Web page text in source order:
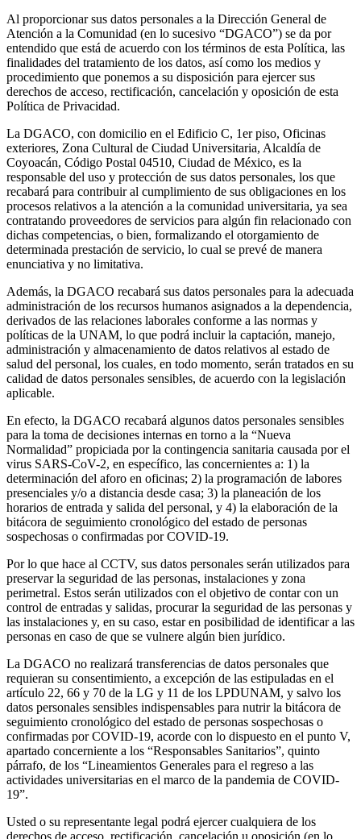
Al proporcionar sus datos personales a la Dirección General de
Atención a la Comunidad (en lo sucesivo “DGACO”) se da por
entendido que está de acuerdo con los términos de esta Política, las
finalidades del tratamiento de los datos, así como los medios y
procedimiento que ponemos a su disposición para ejercer sus
derechos de acceso, rectificación, cancelación y oposición de esta
Política de Privacidad.
La DGACO, con domicilio en el Edificio C, 1er piso, Oficinas
exteriores, Zona Cultural de Ciudad Universitaria, Alcaldía de
Coyoacán, Código Postal 04510, Ciudad de México, es la
responsable del uso y protección de sus datos personales, los que
recabará para contribuir al cumplimiento de sus obligaciones en los
procesos relativos a la atención a la comunidad universitaria, ya sea
contratando proveedores de servicios para algún fin relacionado con
dichas competencias, o bien, formalizando el otorgamiento de
determinada prestación de servicio, lo cual se prevé de manera
enunciativa y no limitativa.
Además, la DGACO recabará sus datos personales para la adecuada
administración de los recursos humanos asignados a la dependencia,
derivados de las relaciones laborales conforme a las normas y
políticas de la UNAM, lo que podrá incluir la captación, manejo,
administración y almacenamiento de datos relativos al estado de
salud del personal, los cuales, en todo momento, serán tratados en su
calidad de datos personales sensibles, de acuerdo con la legislación
aplicable.
En efecto, la DGACO recabará algunos datos personales sensibles
para la toma de decisiones internas en torno a la “Nueva
Normalidad” propiciada por la contingencia sanitaria causada por el
virus SARS-CoV-2, en específico, las concernientes a: 1) la
determinación del aforo en oficinas; 2) la programación de labores
presenciales y/o a distancia desde casa; 3) la planeación de los
horarios de entrada y salida del personal, y 4) la elaboración de la
bitácora de seguimiento cronológico del estado de personas
sospechosas o confirmadas por COVID-19.
Por lo que hace al CCTV, sus datos personales serán utilizados para
preservar la seguridad de las personas, instalaciones y zona
perimetral. Estos serán utilizados con el objetivo de contar con un
control de entradas y salidas, procurar la seguridad de las personas y
las instalaciones y, en su caso, estar en posibilidad de identificar a las
personas en caso de que se vulnere algún bien jurídico.
La DGACO no realizará transferencias de datos personales que
requieran su consentimiento, a excepción de las estipuladas en el
artículo 22, 66 y 70 de la LG y 11 de los LPDUNAM, y salvo los
datos personales sensibles indispensables para nutrir la bitácora de
seguimiento cronológico del estado de personas sospechosas o
confirmadas por COVID-19, acorde con lo dispuesto en el punto V,
apartado concerniente a los “Responsables Sanitarios”, quinto
párrafo, de los “Lineamientos Generales para el regreso a las
actividades universitarias en el marco de la pandemia de COVID-
19”.
Usted o su representante legal podrá ejercer cualquiera de los